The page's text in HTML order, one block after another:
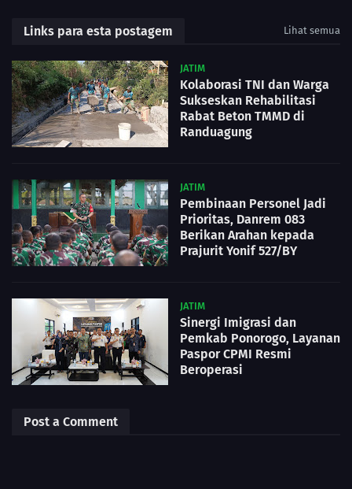
Links para esta postagem Lihat semua
JATIM
Kolaborasi TNI dan Warga
Sukseskan Rehabilitasi
Rabat Beton TMMD di
Randuagung
JATIM
Pembinaan Personel Jadi
Prioritas, Danrem 083
Berikan Arahan kepada
Prajurit Yonif 527/BY
JATIM
Sinergi Imigrasi dan
Pemkab Ponorogo, Layanan
Paspor CPMI Resmi
Beroperasi
Post a Comment